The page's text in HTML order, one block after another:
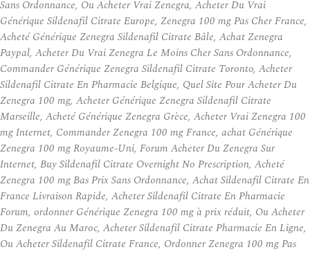
Sans Ordonnance, Ou Acheter Vrai Zenegra, Acheter Du Vrai
Générique Sildenafil Citrate Europe, Zenegra 100 mg Pas Cher France,
Acheté Générique Zenegra Sildenafil Citrate Bâle, Achat Zenegra
Paypal, Acheter Du Vrai Zenegra Le Moins Cher Sans Ordonnance,
Commander Générique Zenegra Sildenafil Citrate Toronto, Acheter
Sildenafil Citrate En Pharmacie Belgique, Quel Site Pour Acheter Du
Zenegra 100 mg, Acheter Générique Zenegra Sildenafil Citrate
Marseille, Acheté Générique Zenegra Grèce, Acheter Vrai Zenegra 100
mg Internet, Commander Zenegra 100 mg France, achat Générique
Zenegra 100 mg Royaume-Uni, Forum Acheter Du Zenegra Sur
Internet, Buy Sildenafil Citrate Overnight No Prescription, Acheté
Zenegra 100 mg Bas Prix Sans Ordonnance, Achat Sildenafil Citrate En
France Livraison Rapide, Acheter Sildenafil Citrate En Pharmacie
Forum, ordonner Générique Zenegra 100 mg à prix réduit, Ou Acheter
Du Zenegra Au Maroc, Acheter Sildenafil Citrate Pharmacie En Ligne,
Ou Acheter Sildenafil Citrate France, Ordonner Zenegra 100 mg Pas